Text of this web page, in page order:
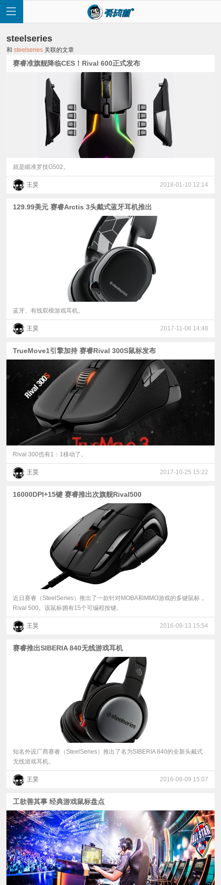
讯
评
普
验
steelseries
和steelseries 关联的文章
赛睿准旗舰降临CES！Rival 600正式发布
就是瞄准罗技G502。
王昊 2018-01-10 12:14
129.99美元 赛睿Arctis 3头戴式蓝牙耳机推出
蓝牙、有线双模游戏耳机。
王昊 2017-11-08 14:48
TrueMove1引擎加持 赛睿Rival 300S鼠标发布
Rival 300也有1：1移动了。
王昊 2017-10-25 15:22
16000DPI+15键 赛睿推出次旗舰Rival500
近日赛睿（SteelSeries）推出了一款针对MOBA和MMO游戏的多键鼠标，
Rival 500。该鼠标拥有15个可编程按键。
王昊 2016-09-13 15:54
赛睿推出SIBERIA 840无线游戏耳机
知名外设厂商赛睿（SteelSeries）推出了名为SIBERIA 840的全新头戴式
无线游戏耳机。
王昊 2016-08-09 15:07
工欲善其事 经典游戏鼠标盘点